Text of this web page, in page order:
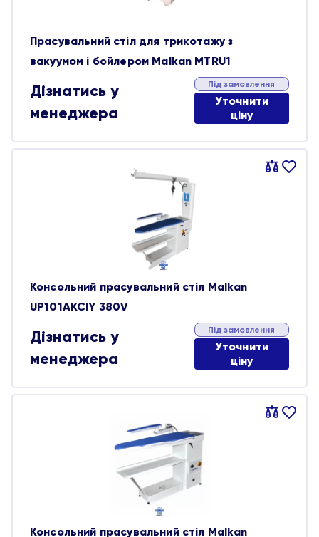
Прасувальний стіл для трикотажу з
вакуумом і бойлером Malkan MTRU1
Дізнатись у
менеджера
Під замовлення
Уточнити
ціну
Порівняти
В
Консольний прасувальний стіл Malkan
UP101AKCIY 380V
Дізнатись у
менеджера
Під замовлення
Уточнити
ціну
Порівняти
В
Консольний прасувальний стіл Malkan